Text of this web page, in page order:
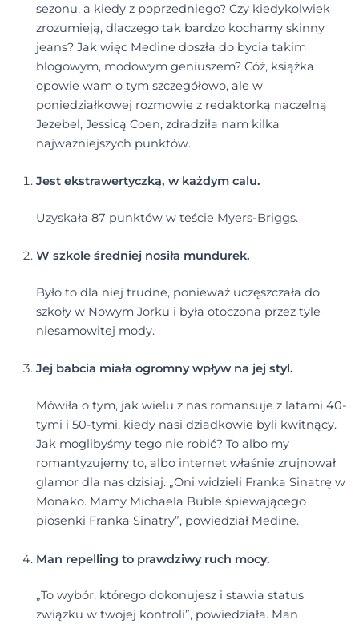
sezonu, a kiedy z poprzedniego? Czy kiedykolwiek
zrozumieją, dlaczego tak bardzo kochamy skinny
jeans? Jak więc Medine doszła do bycia takim
blogowym, modowym geniuszem? Cóż, książka
opowie wam o tym szczegółowo, ale w
poniedziałkowej rozmowie z redaktorką naczelną
Jezebel, Jessicą Coen, zdradziła nam kilka
najważniejszych punktów.
Jest ekstrawertyczką, w każdym calu.
Uzyskała 87 punktów w teście Myers-Briggs.
W szkole średniej nosiła mundurek.
Było to dla niej trudne, ponieważ uczęszczała do
szkoły w Nowym Jorku i była otoczona przez tyle
niesamowitej mody.
Jej babcia miała ogromny wpływ na jej styl.
Mówiła o tym, jak wielu z nas romansuje z latami 40-
tymi i 50-tymi, kiedy nasi dziadkowie byli kwitnący.
Jak moglibyśmy tego nie robić? To albo my
romantyzujemy to, albo internet właśnie zrujnował
glamor dla nas dzisiaj. „Oni widzieli Franka Sinatrę w
Monako. Mamy Michaela Buble śpiewającego
piosenki Franka Sinatry”, powiedział Medine.
Man repelling to prawdziwy ruch mocy.
„To wybór, którego dokonujesz i stawia status
związku w twojej kontroli”, powiedziała. Man